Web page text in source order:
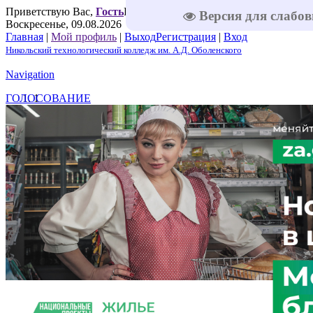
Версия для
Приветствую Вас, ГостьПриветствую Вас ,Гость |RSS |
Воскресенье, 09.08.2026
Главная | Мой профиль | ВыходРегистрация | Вход
Никольский технологический колледж им. А.Д. Оболенского
Navigation
ГОЛОСОВАНИЕ
1
2
4
5
Решаем вместе